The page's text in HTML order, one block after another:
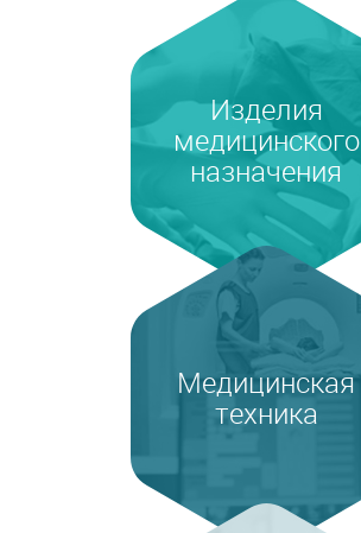
Изделия
медицинского
назначения
Медицинская
техника